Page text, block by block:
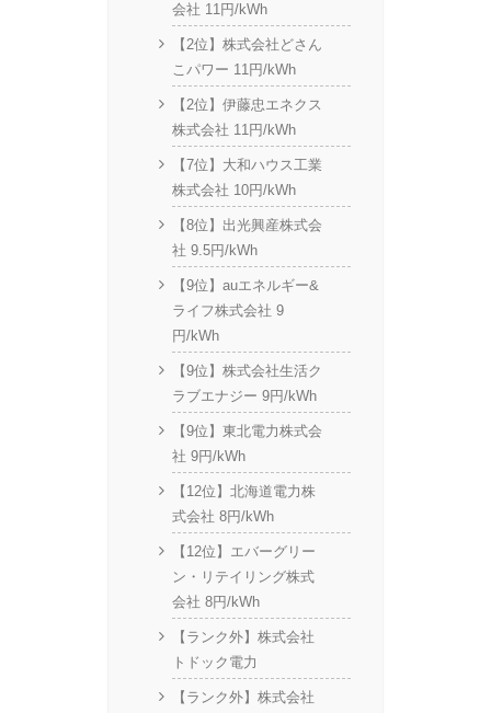
会社 11円/kWh
【2位】株式会社どさん
こパワー 11円/kWh
【2位】伊藤忠エネクス
株式会社 11円/kWh
【7位】大和ハウス工業
株式会社 10円/kWh
【8位】出光興産株式会
社 9.5円/kWh
【9位】auエネルギー&
ライフ株式会社 9
円/kWh
【9位】株式会社生活ク
ラブエナジー 9円/kWh
【9位】東北電力株式会
社 9円/kWh
【12位】北海道電力株
式会社 8円/kWh
【12位】エバーグリー
ン・リテイリング株式
会社 8円/kWh
【ランク外】株式会社
トドック電力
【ランク外】株式会社